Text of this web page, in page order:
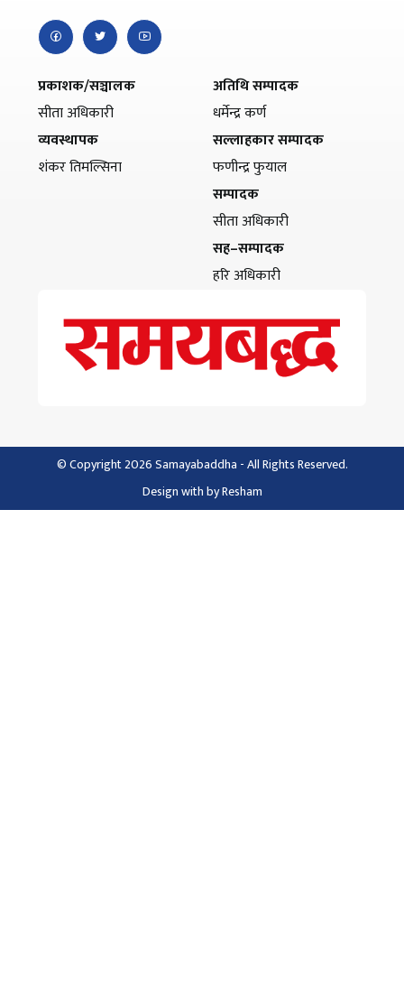
प्रकाशक/सञ्चालक
सीता अधिकारी
व्यवस्थापक
शंकर तिमल्सिना
अतिथि सम्पादक
धर्मेन्द्र कर्ण
सल्लाहकार सम्पादक
फणीन्द्र फुयाल
सम्पादक
सीता अधिकारी
सह–सम्पादक
हरि अधिकारी
© Copyright 2026 Samayabaddha - All Rights Reserved.
Design withbyResham